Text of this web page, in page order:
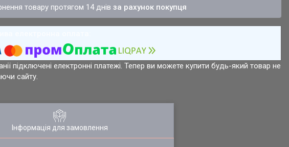
товару протягом 14 днівза рахунок покупця
підключені електронні платежі. Тепер ви можете купити будь-який товар не
сайту.
Інформація для замовлення